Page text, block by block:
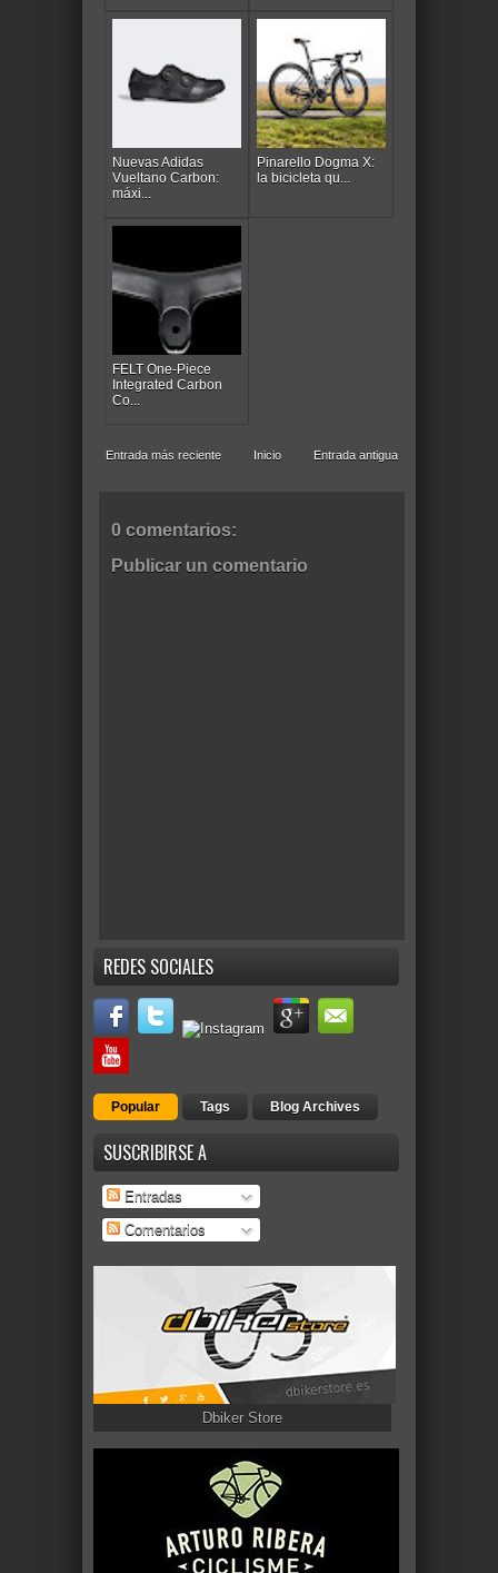
Nuevas Adidas
Vueltano Carbon:
máxi...
Pinarello Dogma X:
la bicicleta qu...
FELT One-Piece
Integrated Carbon
Co...
Entrada más reciente Entrada antigua
Inicio
0 comentarios:
Publicar un comentario
REDES SOCIALES
Popular Tags Blog Archives
SUSCRIBIRSE A
Entradas
Comentarios
Dbiker Store